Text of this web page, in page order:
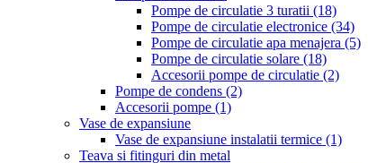
Pompe de circulatie 3 turatii (18)
Pompe de circulatie electronice (34)
Pompe de circulatie apa menajera (5)
Pompe de circulatie solare (18)
Accesorii pompe de circulatie (2)
Pompe de condens (2)
Accesorii pompe (1)
Vase de expansiune
Vase de expansiune instalatii termice (1)
Teava si fitinguri din metal